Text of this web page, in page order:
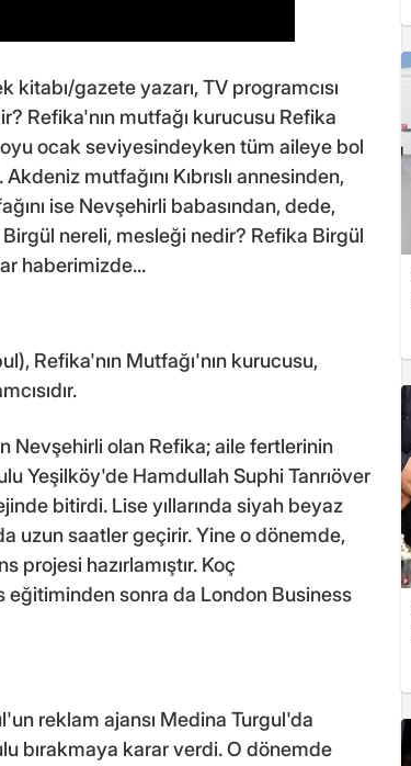
kitabı/gazete yazarı, TV programcısı
Refika'nın mutfağı kurucusu Refika
ocak seviyesindeyken tüm aileye bol
mutfağını Kıbrıslı annesinden,
ise Nevşehirli babasından, dede,
nereli, mesleği nedir? Refika Birgül
haberimizde...
Refika'nın Mutfağı'nın kurucusu,
Nevşehirli olan Refika; aile fertlerinin
Yeşilköy'de Hamdullah Suphi Tanrıöver
bitirdi. Lise yıllarında siyah beyaz
uzun saatler geçirir. Yine o dönemde,
hazırlamıştır. Koç
sonra da London Business
reklam ajansı Medina Turgul'da
bırakmaya karar verdi. O dönemde